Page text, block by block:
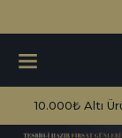
10.000₺ Altı